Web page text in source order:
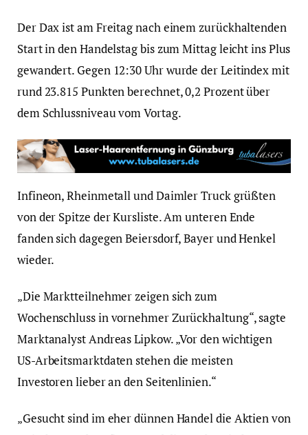
Der Dax ist am Freitag nach einem zurückhaltenden
Start in den Handelstag bis zum Mittag leicht ins Plus
gewandert. Gegen 12:30 Uhr wurde der Leitindex mit
rund 23.815 Punkten berechnet, 0,2 Prozent über
dem Schlussniveau vom Vortag.
Infineon, Rheinmetall und Daimler Truck grüßten
von der Spitze der Kursliste. Am unteren Ende
fanden sich dagegen Beiersdorf, Bayer und Henkel
wieder.
„Die Marktteilnehmer zeigen sich zum
Wochenschluss in vornehmer Zurückhaltung“, sagte
Marktanalyst Andreas Lipkow. „Vor den wichtigen
US-Arbeitsmarktdaten stehen die meisten
Investoren lieber an den Seitenlinien.“
„Gesucht sind im eher dünnen Handel die Aktien von